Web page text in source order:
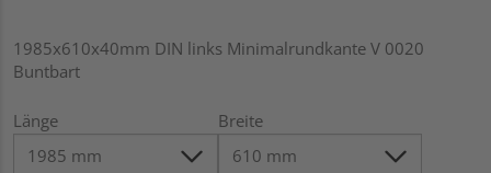
1985x610x40mm DIN links Minimalrundkante V 0020
Buntbart
Länge Breite